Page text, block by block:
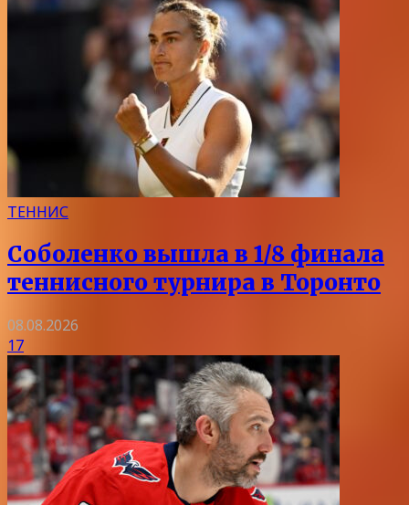
ТЕННИС
Соболенко вышла в 1/8 финала
теннисного турнира в Торонто
08.08.2026
17